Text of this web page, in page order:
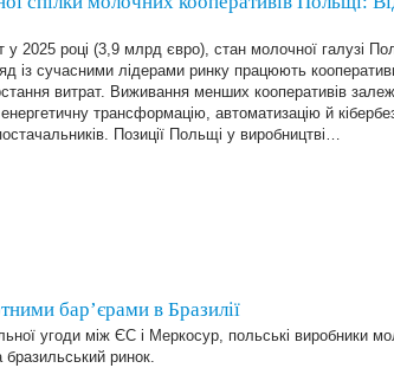
у 2025 році (3,9 млрд євро), стан молочної галузі
із сучасними лідерами ринку працюють
витрат. Виживання менших кооперативів
енергетичну трансформацію, автоматизацію й
Позиції Польщі у виробництві…
бар’єрами в Бразилії
угоди між ЄС і Меркосур, польські виробники
ринок.